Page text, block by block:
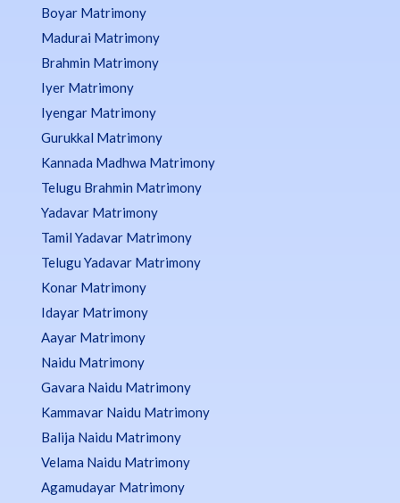
Boyar Matrimony
Madurai Matrimony
Brahmin Matrimony
Iyer Matrimony
Iyengar Matrimony
Gurukkal Matrimony
Kannada Madhwa Matrimony
Telugu Brahmin Matrimony
Yadavar Matrimony
Tamil Yadavar Matrimony
Telugu Yadavar Matrimony
Konar Matrimony
Idayar Matrimony
Aayar Matrimony
Naidu Matrimony
Gavara Naidu Matrimony
Kammavar Naidu Matrimony
Balija Naidu Matrimony
Velama Naidu Matrimony
Agamudayar Matrimony